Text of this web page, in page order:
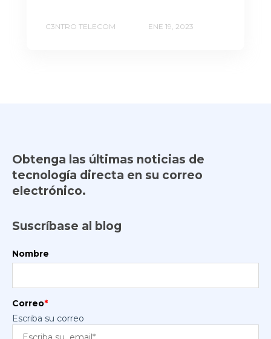
C3NTRO TELECOM ENE 19, 2023
Obtenga las últimas noticias de
tecnología directa en su correo
electrónico.
Suscríbase al blog
Nombre
Correo*
Escriba su correo